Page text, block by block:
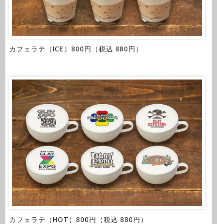
カフェラテ（ICE）800円（税込 880円）
カフェラテ（HOT）800円（税込 880円）